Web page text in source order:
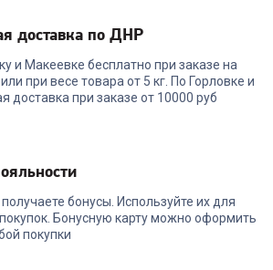
доставка по ДНР
и Макеевке бесплатно при заказе на
при весе товара от 5 кг. По Горловке и
доставка при заказе от 10000 руб
бонусы. Используйте их для
Бонусную карту можно оформить
покупки